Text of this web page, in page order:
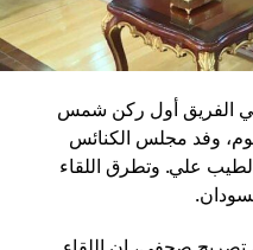
الفريق أول ركن شمس
وفد مجلس الكنائس
علي. وتطرق اللقاء